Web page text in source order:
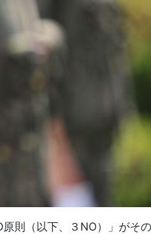
則（以下、３NO）」がそ